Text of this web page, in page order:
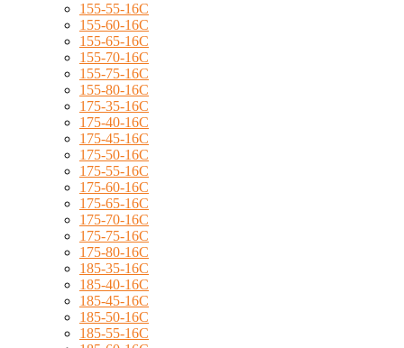
155-55-16C
155-60-16C
155-65-16C
155-70-16C
155-75-16C
155-80-16C
175-35-16C
175-40-16C
175-45-16C
175-50-16C
175-55-16C
175-60-16C
175-65-16C
175-70-16C
175-75-16C
175-80-16C
185-35-16C
185-40-16C
185-45-16C
185-50-16C
185-55-16C